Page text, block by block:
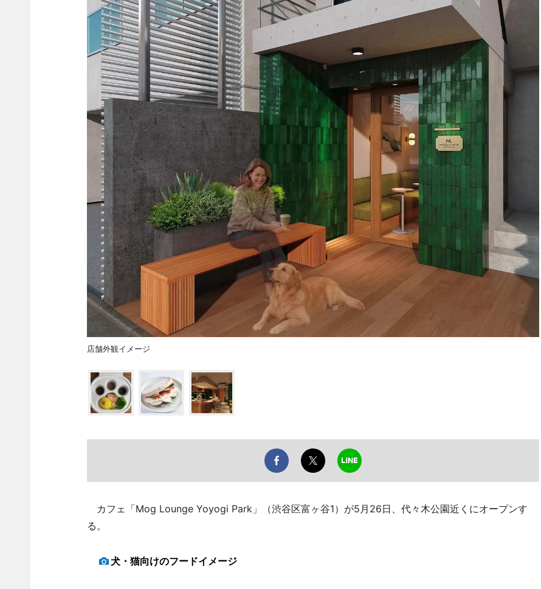
店舗外観イメージ
カフェ「Mog Lounge Yoyogi Park」（渋谷区富ヶ谷1）が5月26日、代々木公園近くにオープンす
る。
犬・猫向けのフードイメージ